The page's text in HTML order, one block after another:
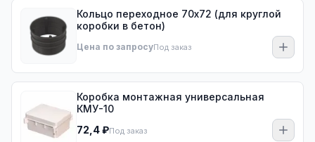
Кольцо переходное 70х72 (для круглой
коробки в бетон)
Цена по запросуПод заказ
Коробка монтажная универсальная
КМУ-10
72,4 ₽Под заказ